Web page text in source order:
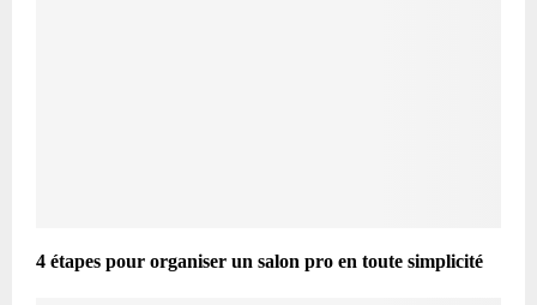
4 étapes pour organiser un salon pro en toute simplicité